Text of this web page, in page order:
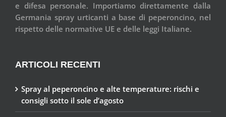
e difesa personale. Importiamo direttamente dalla
Germania spray urticanti a base di peperoncino, nel
rispetto delle normative UE e delle leggi Italiane.
ARTICOLI RECENTI
Spray al peperoncino e alte temperature: rischi e
consigli sotto il sole d’agosto